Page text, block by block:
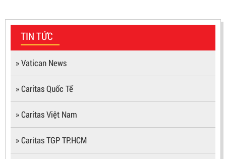
TIN TỨC
» Vatican News
» Caritas Quốc Tế
» Caritas Việt Nam
» Caritas TGP TP.HCM